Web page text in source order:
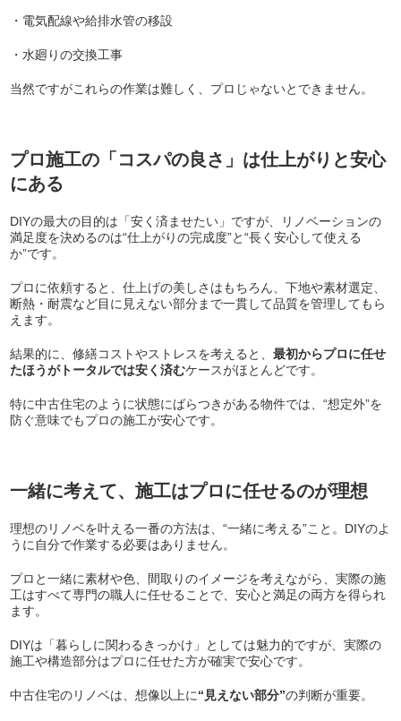
・電気配線や給排水管の移設
・水廻りの交換工事
当然ですがこれらの作業は難しく、プロじゃないとできません。
プロ施工の「コスパの良さ」は仕上がりと安心
にある
DIYの最大の目的は「安く済ませたい」ですが、リノベーションの
満足度を決めるのは“仕上がりの完成度”と“長く安心して使える
か”です。
プロに依頼すると、仕上げの美しさはもちろん、下地や素材選定、
断熱・耐震など目に見えない部分まで一貫して品質を管理してもら
えます。
結果的に、修繕コストやストレスを考えると、最初からプロに任せ
たほうがトータルでは安く済むケースがほとんどです。
特に中古住宅のように状態にばらつきがある物件では、“想定外”を
防ぐ意味でもプロの施工が安心です。
一緒に考えて、施工はプロに任せるのが理想
理想のリノベを叶える一番の方法は、“一緒に考える”こと。DIYのよ
うに自分で作業する必要はありません。
プロと一緒に素材や色、間取りのイメージを考えながら、実際の施
工はすべて専門の職人に任せることで、安心と満足の両方を得られ
ます。
DIYは「暮らしに関わるきっかけ」としては魅力的ですが、実際の
施工や構造部分はプロに任せた方が確実で安心です。
中古住宅のリノベは、想像以上に“見えない部分”の判断が重要。